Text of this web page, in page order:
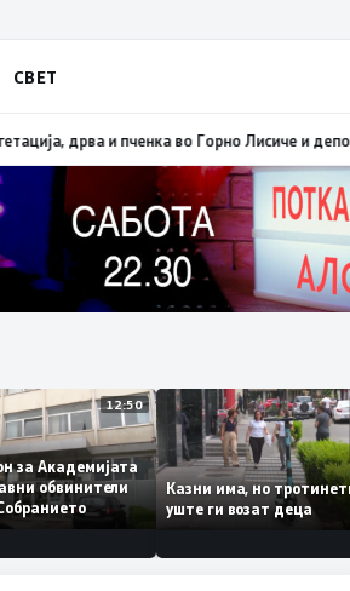
СВЕТ
на отворен простор и шумски пожари
12:50
за Академијата
и јавни обвинители
Собранието
Казни има, но
уште ги возат деца